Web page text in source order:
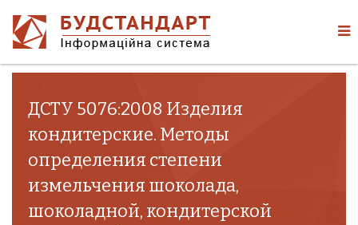
ДСТУ 5076:2008 Изделия
кондитерские. Методы
определения степени
измельчения шоколада,
шоколадной, кондитерской